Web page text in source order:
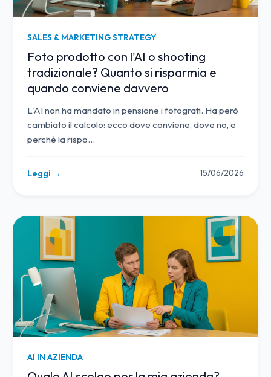
SALES & MARKETING STRATEGY
Foto prodotto con l'AI o shooting
tradizionale? Quanto si risparmia e
quando conviene davvero
L'AI non ha mandato in pensione i fotografi. Ha però
cambiato il calcolo: ecco dove conviene, dove no, e
perché la rispo…
Leggi → 15/06/2026
AI IN AZIENDA